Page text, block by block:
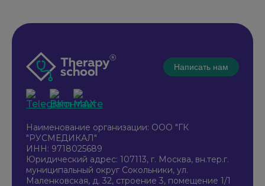
Написать нам
Наименование организации: ООО "ГК
"РУСМЕДИКАЛ"
ИНН: 9718025689
Юридический адрес: 107113, г. Москва, вн.тер.г.
муниципальный округ Сокольники, ул.
Маленковская, д. 32, строение 3, помещение 1/1